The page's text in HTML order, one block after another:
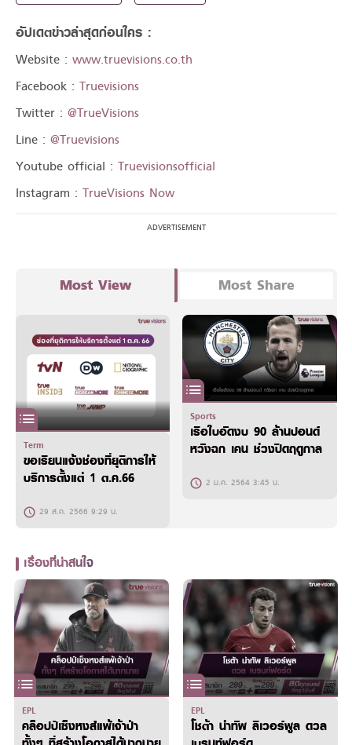
อัปเดตข่าวล่าสุดก่อนใคร :
Website : www.truevisions.co.th
Facebook : Truevisions
Twitter : @TrueVisions
Line : @Truevisions
Youtube official : Truevisionsofficial
Instagram : TrueVisions Now
Most View Most Share
Term
ขอเรียนแจ้งช่องที่ยุติการให้
บริการตั้งแต่ 1 ต.ค.66
29 ส.ค. 2566 9:29 น.
Sports
เรือใบอัดงบ 90 ล้านปอนด์
หวังฉก เคน ช่วงปิดฤดูกาล
2 ม.ค. 2564 3:45 น.
เรื่องที่น่าสนใจ
EPL
คล็อปป์เซ็งหงส์แพ้เจ้าป่า
EPL
โชต้า นำทัพ ลิเวอร์พูล ดวล